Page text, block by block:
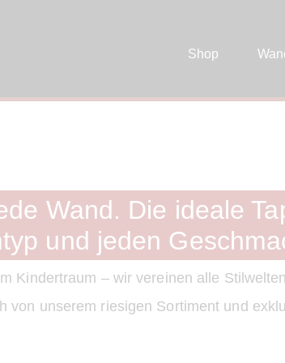
Shop
Wand. Die ideale
und jeden
Kindertraum – wir vereinen alle
von unserem riesigen Sortiment und